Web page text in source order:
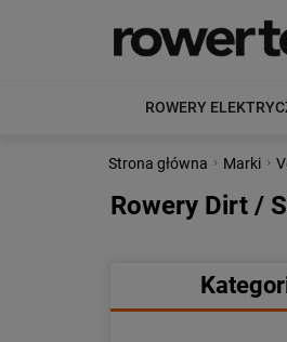
ROWERY
Strona główna › Marki ›
Rowery Dirt /